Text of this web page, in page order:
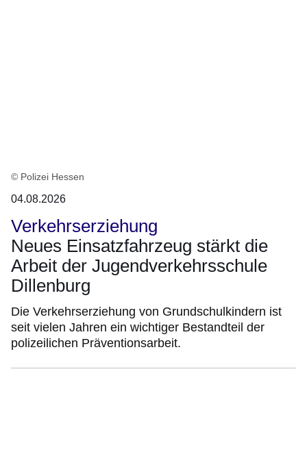
© Polizei Hessen
04.08.2026
Verkehrserziehung
Neues Einsatzfahrzeug stärkt die
Arbeit der Jugendverkehrsschule
Dillenburg
Die Verkehrserziehung von Grundschulkindern ist
seit vielen Jahren ein wichtiger Bestandteil der
polizeilichen Präventionsarbeit.